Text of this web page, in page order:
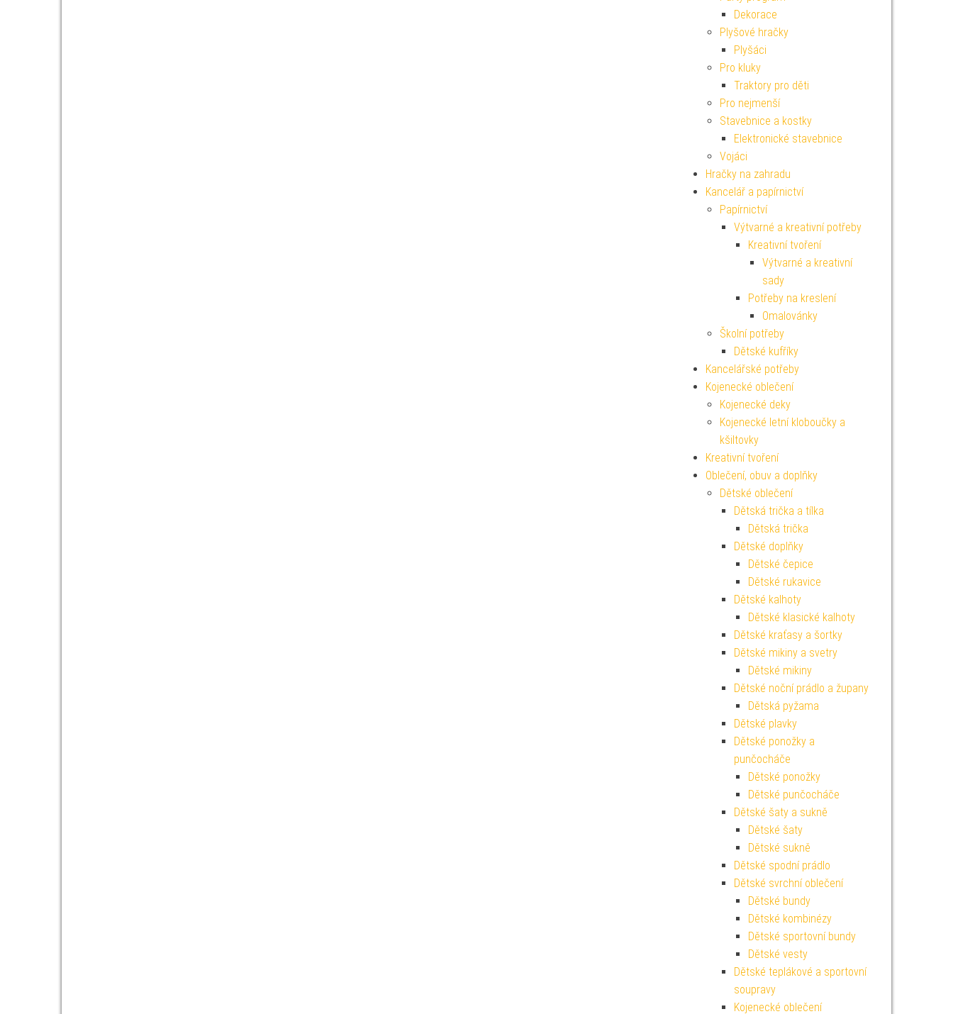
Dekorace
Plyšové hračky
Plyšáci
Pro kluky
Traktory pro děti
Pro nejmenší
Stavebnice a kostky
Elektronické stavebnice
Vojáci
Hračky na zahradu
Kancelář a papírnictví
Papírnictví
Výtvarné a kreativní potřeby
Kreativní tvoření
Výtvarné a kreativní
sady
Potřeby na kreslení
Omalovánky
Školní potřeby
Dětské kufříky
Kancelářské potřeby
Kojenecké oblečení
Kojenecké deky
Kojenecké letní kloboučky a
kšiltovky
Kreativní tvoření
Oblečení, obuv a doplňky
Dětské oblečení
Dětská trička a tílka
Dětská trička
Dětské doplňky
Dětské čepice
Dětské rukavice
Dětské kalhoty
Dětské klasické kalhoty
Dětské kraťasy a šortky
Dětské mikiny a svetry
Dětské mikiny
Dětské noční prádlo a župany
Dětská pyžama
Dětské plavky
Dětské ponožky a
punčocháče
Dětské ponožky
Dětské punčocháče
Dětské šaty a sukně
Dětské šaty
Dětské sukně
Dětské spodní prádlo
Dětské svrchní oblečení
Dětské bundy
Dětské kombinézy
Dětské sportovní bundy
Dětské vesty
Dětské teplákové a sportovní
soupravy
Kojenecké oblečení